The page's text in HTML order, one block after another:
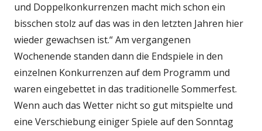
und Doppelkonkurrenzen macht mich schon ein
bisschen stolz auf das was in den letzten Jahren hier
wieder gewachsen ist.“ Am vergangenen
Wochenende standen dann die Endspiele in den
einzelnen Konkurrenzen auf dem Programm und
waren eingebettet in das traditionelle Sommerfest.
Wenn auch das Wetter nicht so gut mitspielte und
eine Verschiebung einiger Spiele auf den Sonntag